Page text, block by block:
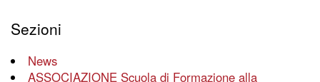
Sezioni
News
ASSOCIAZIONE Scuola di Formazione alla